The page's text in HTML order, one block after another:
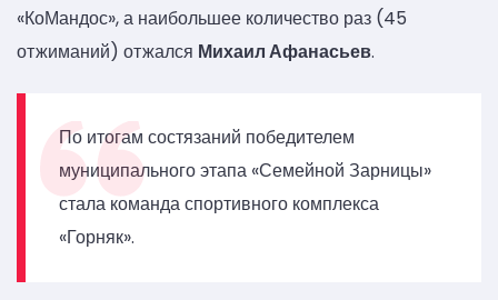
«КоМандос», а наибольшее количество раз (45
отжиманий) отжался Михаил Афанасьев.
По итогам состязаний победителем
муниципального этапа «Семейной Зарницы»
стала команда спортивного комплекса
«Горняк».